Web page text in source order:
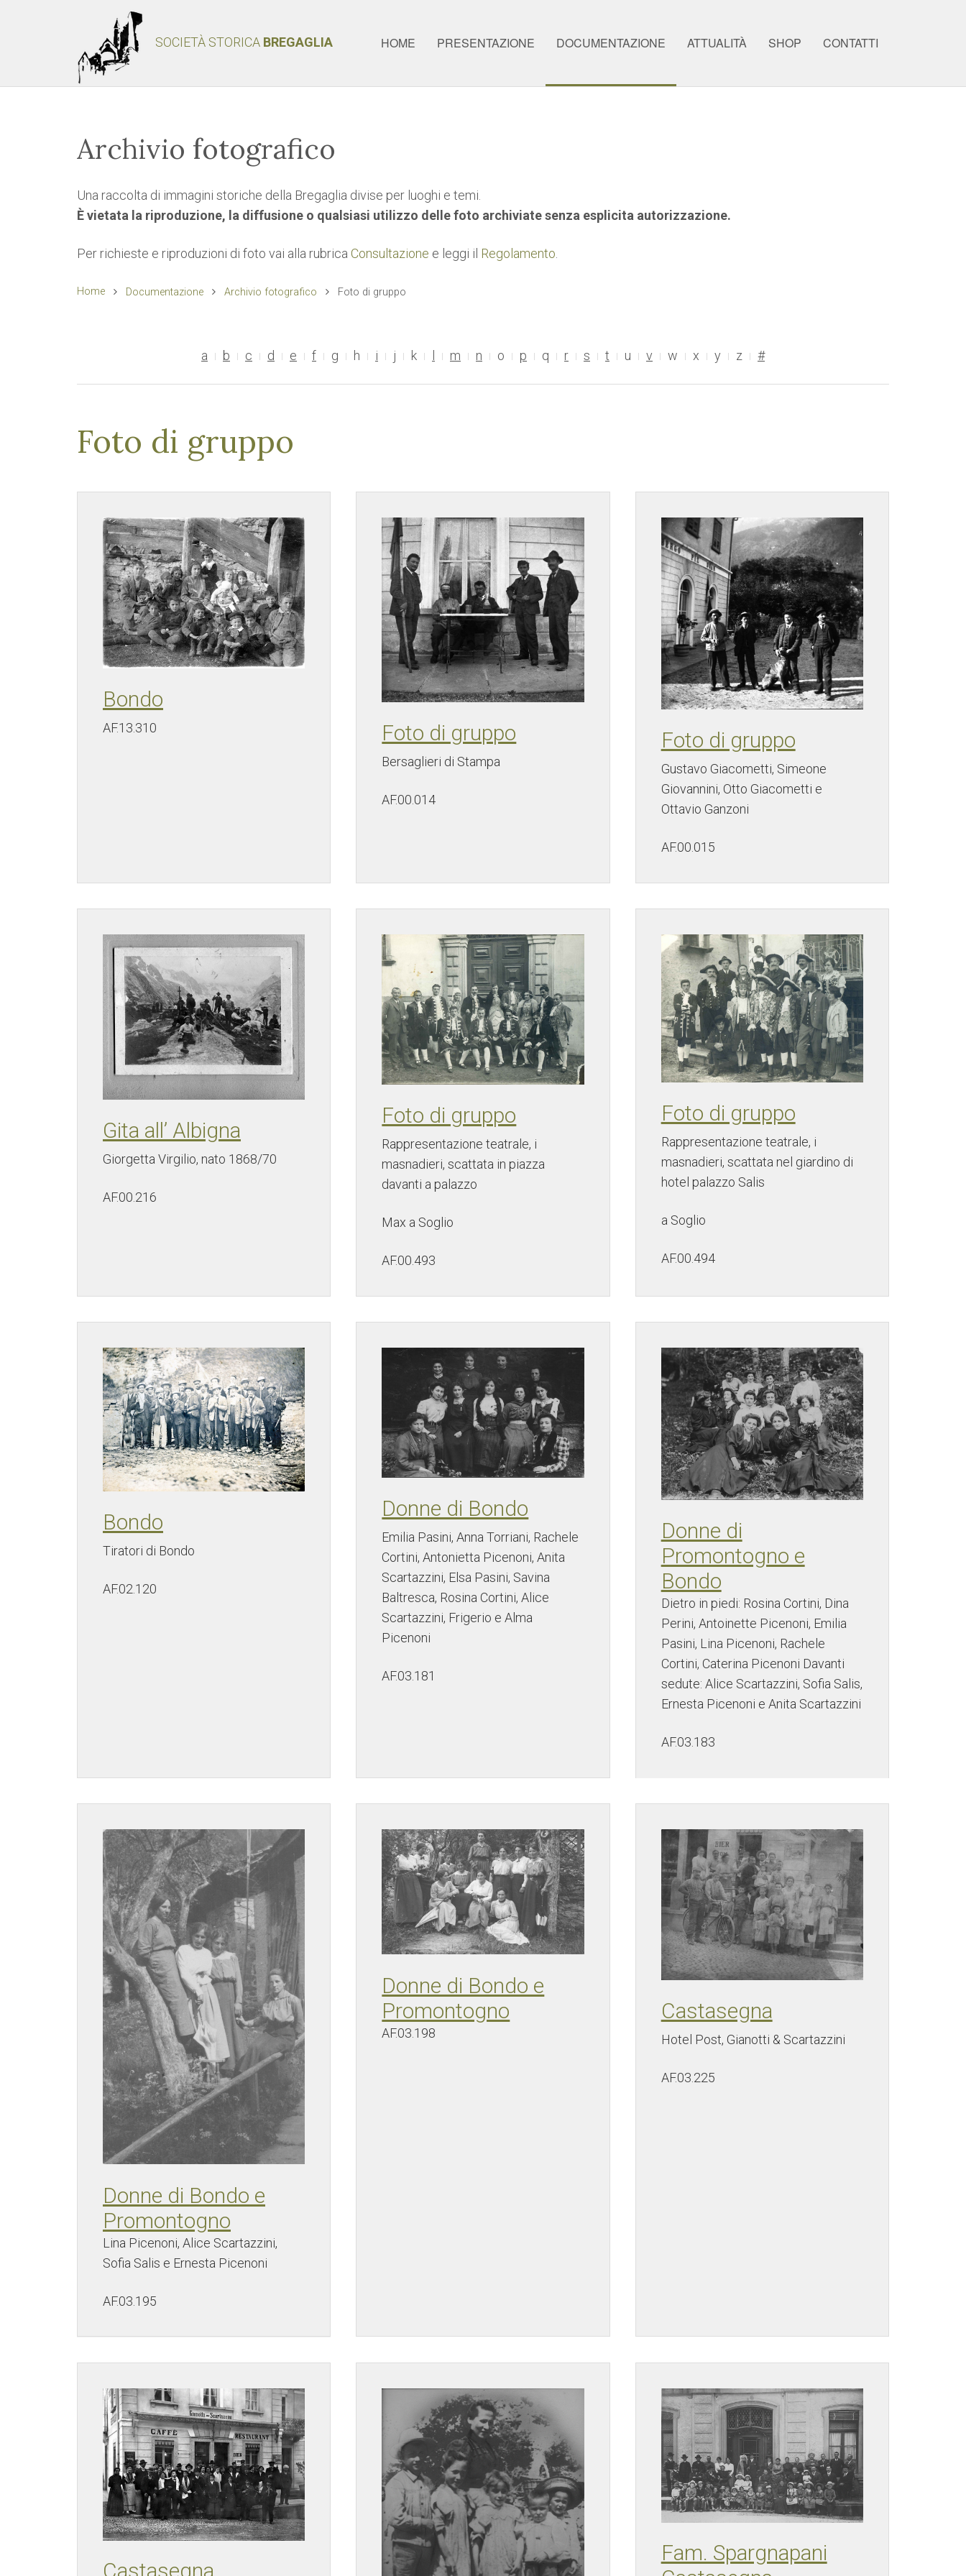
SOCIETÀ STORICA BREGAGLIA HOME PRESENTAZIONE DOCUMENTAZIONE ATTUALITÀ SHOP CONTATTI
Archivio fotografico
Una raccolta di immagini storiche della Bregaglia divise per luoghi e temi.
È vietata la riproduzione, la diffusione o qualsiasi utilizzo delle foto archiviate senza esplicita autorizzazione.
Per richieste e riproduzioni di foto vai alla rubrica Consultazione e leggi il Regolamento
Home Documentazione Archivio fotografico Foto di gruppo
a b c d e f g h i j k m n o p q r s t u v w x y z #
Foto di gruppo
Bondo
AF.13.310 Foto di gruppo
Bersaglieri di Stampa
AF.00.014
Foto di gruppo
Gustavo Giacometti, Simeone
Giovannini, Otto Giacometti e
Ottavio Ganzoni
AF.00.015
Gita all’ Albigna
Giorgetta Virgilio, nato 1868/70
AF.00.216
Foto di gruppo
Rappresentazione teatrale, i
masnadieri, scattata in piazza
davanti a palazzo
Max a Soglio
AF.00.493
Foto di gruppo
Rappresentazione teatrale, i
masnadieri, scattata nel giardino di
hotel palazzo Salis
a Soglio
AF.00.494
Bondo
Tiratori di Bondo
AF.02.120
Donne di Bondo
Emilia Pasini, Anna Torriani, Rachele
Cortini, Antonietta Picenoni, Anita
Scartazzini, Elsa Pasini, Savina
Baltresca, Rosina Cortini, Alice
Scartazzini, Frigerio e Alma
Picenoni
AF.03.181
Donne di
Promontogno e
Bondo
Dietro in piedi: Rosina Cortini, Dina
Perini, Antoinette Picenoni, Emilia
Pasini, Lina Picenoni, Rachele
Cortini, Caterina Picenoni Davanti
sedute: Alice Scartazzini, Sofia Salis,
Ernesta Picenoni e Anita Scartazzini
AF.03.183
Donne di Bondo e
Promontogno
Lina Picenoni, Alice Scartazzini,
Sofia Salis e Ernesta Picenoni
AF.03.195
Donne di Bondo e
Promontogno
AF.03.198
Castasegna
Hotel Post, Gianotti & Scartazzini
AF.03.225
Castasegna
Fam. Spargnapani